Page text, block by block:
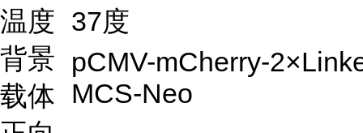
温度 37度
背景
载体
pCMV-mCherry-
MCS-Neo